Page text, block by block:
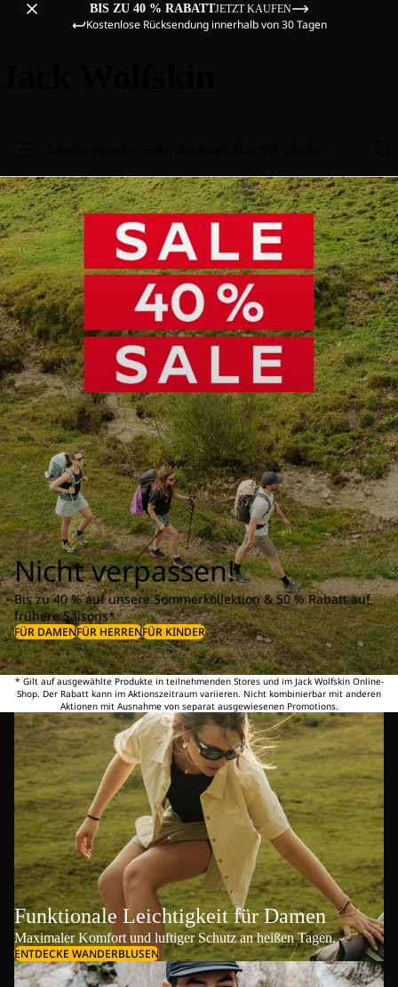
BIS ZU 40 % RABATTJETZT KAUFEN
Kostenlose Rücksendung innerhalb von 30 Tagen
Nicht verpassen!
Bis zu 40 % auf unsere Sommerkollektion & 50 % Rabatt auf
frühere Saisons*
FÜR DAMENFÜR HERRENFÜR KINDER
* Gilt auf ausgewählte Produkte in teilnehmenden Stores und im Jack Wolfskin Online-
Shop. Der Rabatt kann im Aktionszeitraum variieren. Nicht kombinierbar mit anderen
Aktionen mit Ausnahme von separat ausgewiesenen Promotions.
Funktionale Leichtigkeit für Damen
Maximaler Komfort und luftiger Schutz an heißen Tagen.
ENTDECKE WANDERBLUSEN